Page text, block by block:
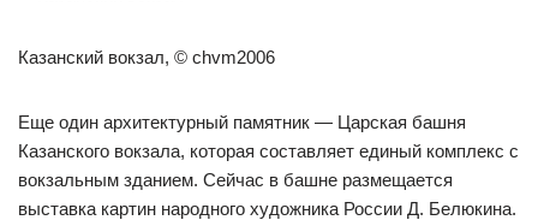
Казанский вокзал, © chvm2006
Еще один архитектурный памятник — Царская башня
Казанского вокзала, которая составляет единый комплекс с
вокзальным зданием. Сейчас в башне размещается
выставка картин народного художника России Д. Белюкина.